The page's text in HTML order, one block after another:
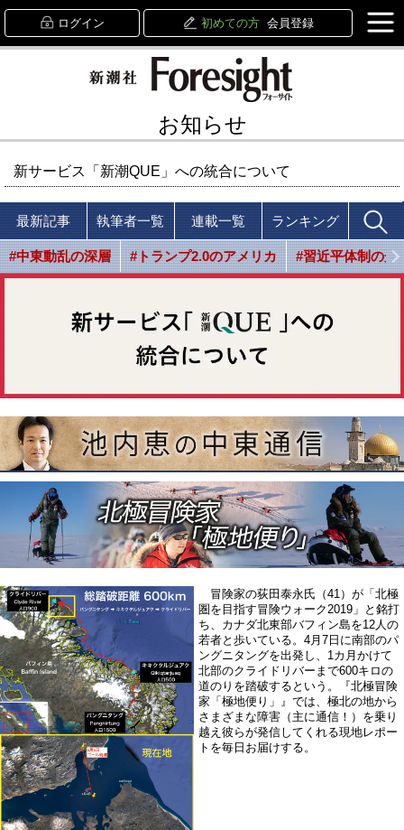
ログイン 初めての方 会員登録
お知らせ
新サービス「新潮QUE」への統合について
最新記事 執筆者一覧 連載一覧 ランキング
#中東動乱の深層 #トランプ2.0のアメリカ #習近平体制の光
冒険家の荻田泰永氏（41）が 「北極
圏を目指す冒険ウォーク2019」 と銘打
ち、カナダ北東部バフィン島を12人の
若者と歩いている。4月7日に南部のパ
ングニタングを出発し、1カ月かけて
北部のクライドリバーまで600キロの
道のりを踏破するという。『北極冒険
家「極地便り」』では、極北の地から
さまざまな障害（主に通信！）を乗り
越え彼らが発信してくれる現地レポー
トを毎日お届けする。